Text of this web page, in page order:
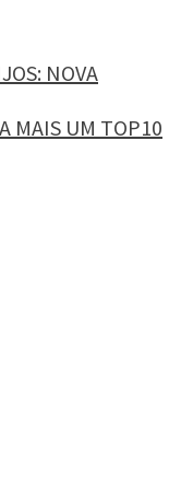
NOVA
MAIS UM TOP10